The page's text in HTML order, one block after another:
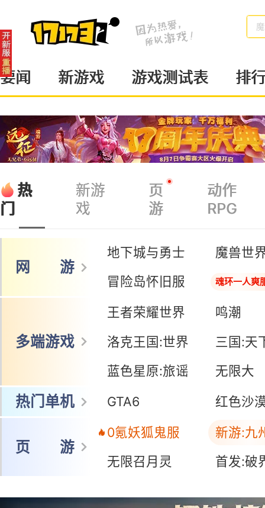
要闻 新游戏 游戏测试表 排
热
门
新游
戏
页
游
动作
RPG
网 游
地下城与勇士
魔兽世
冒险岛怀旧服
魂环一人爽
多端游戏
王者荣耀世界
鸣潮
洛克王国:世界
三国:天
蓝色星原:旅谣
无限大
热门单机 GTA6 红色沙
页 游
0氪妖狐鬼服
新游:九
无限召月灵
首发:破